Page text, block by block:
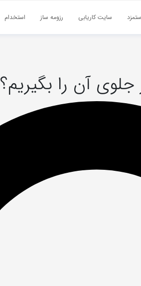
سایت کاریابی رزومه ساز استخدام
آن را بگیریم؟